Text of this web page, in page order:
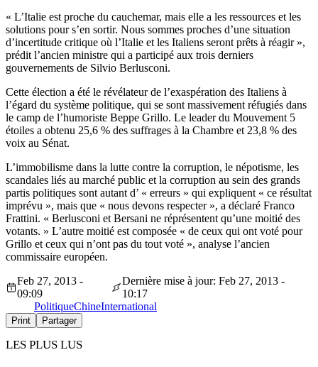
« L’Italie est proche du cauchemar, mais elle a les ressources et les
solutions pour s’en sortir. Nous sommes proches d’une situation
d’incertitude critique où l’Italie et les Italiens seront prêts à réagir »,
prédit l’ancien ministre qui a participé aux trois derniers
gouvernements de Silvio Berlusconi.
Cette élection a été le révélateur de l’exaspération des Italiens à
l’égard du système politique, qui se sont massivement réfugiés dans
le camp de l’humoriste Beppe Grillo. Le leader du Mouvement 5
étoiles a obtenu 25,6 % des suffrages à la Chambre et 23,8 % des
voix au Sénat.
L’immobilisme dans la lutte contre la corruption, le népotisme, les
scandales liés au marché public et la corruption au sein des grands
partis politiques sont autant d’ « erreurs » qui expliquent « ce résultat
imprévu », mais que « nous devons respecter », a déclaré Franco
Frattini. « Berlusconi et Bersani ne réprésentent qu’une moitié des
votants. » L’autre moitié est composée « de ceux qui ont voté pour
Grillo et ceux qui n’ont pas du tout voté », analyse l’ancien
commissaire européen.
Feb 27, 2013 -
09:09
Dernière mise à jour: Feb 27, 2013 -
10:17
PolitiqueChineInternational
Print Partager
LES PLUS LUS